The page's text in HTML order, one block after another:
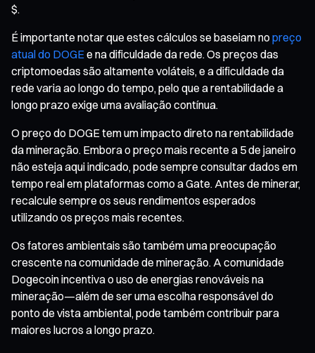
$.
É importante notar que estes cálculos se baseiam nopreço
atual do DOGEe na dificuldade da rede. Os preços das
criptomoedas são altamente voláteis, e a dificuldade da
rede varia ao longo do tempo, pelo que a rentabilidade a
longo prazo exige uma avaliação contínua.
O preço do DOGE tem um impacto direto na rentabilidade
da mineração. Embora o preço mais recente a 5 de janeiro
não esteja aqui indicado, pode sempre consultar dados em
tempo real em plataformas como a Gate. Antes de minerar,
recalcule sempre os seus rendimentos esperados
utilizando os preços mais recentes.
Os fatores ambientais são também uma preocupação
crescente na comunidade de mineração. A comunidade
Dogecoin incentiva o uso de energias renováveis na
mineração—além de ser uma escolha responsável do
ponto de vista ambiental, pode também contribuir para
maiores lucros a longo prazo.